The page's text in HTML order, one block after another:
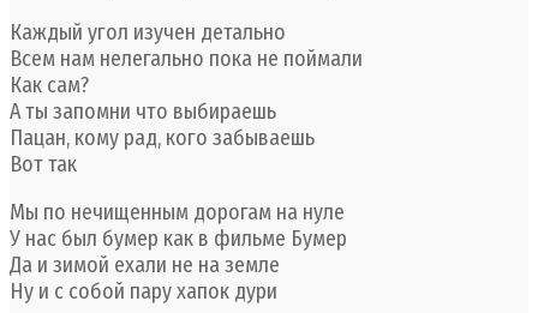
Каждый угол изучен детально
Всем нам нелегально пока не поймали
Как сам?
А ты запомни что выбираешь
Пацан, кому рад, кого забываешь
Вот так
Мы по нечищенным дорогам на нуле
У нас был бумер как в фильме Бумер
Да и зимой ехали не на земле
Ну и с собой пару хапок дури